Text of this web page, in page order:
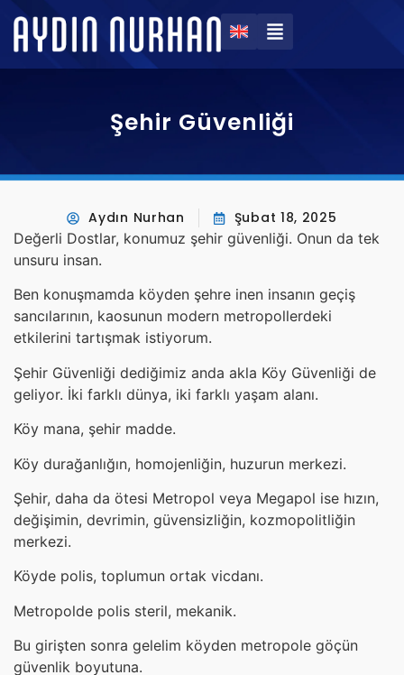
Şehir Güvenliği
Aydın Nurhan
Şubat 18, 2025
Değerli Dostlar, konumuz şehir güvenliği. Onun da tek
unsuru insan.
Ben konuşmamda köyden şehre inen insanın geçiş
sancılarının, kaosunun modern metropollerdeki
etkilerini tartışmak istiyorum.
Şehir Güvenliği dediğimiz anda akla Köy Güvenliği de
geliyor. İki farklı dünya, iki farklı yaşam alanı.
Köy mana, şehir madde.
Köy durağanlığın, homojenliğin, huzurun merkezi.
Şehir, daha da ötesi Metropol veya Megapol ise hızın,
değişimin, devrimin, güvensizliğin, kozmopolitliğin
merkezi.
Köyde polis, toplumun ortak vicdanı.
Metropolde polis steril, mekanik.
Bu girişten sonra gelelim köyden metropole göçün
güvenlik boyutuna.